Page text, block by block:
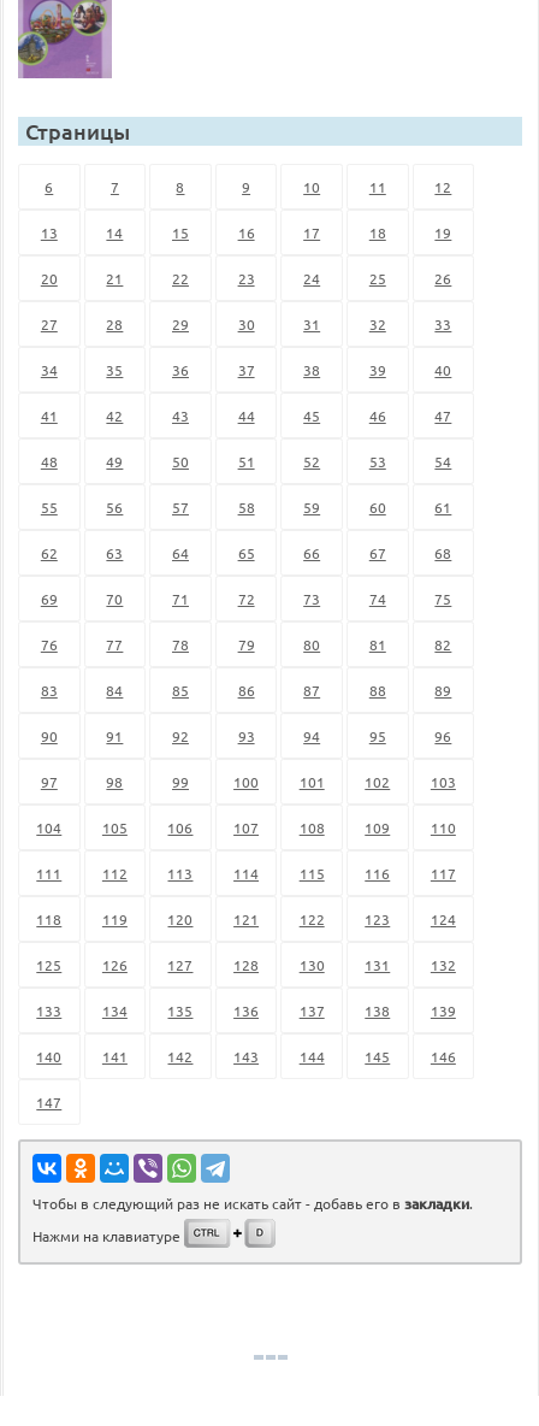
Страницы
6 7 8 9 10 11 12
13 14 15 16 17 18 19
20 21 22 23 24 25 26
27 28 29 30 31 32 33
34 35 36 37 38 39 40
41 42 43 44 45 46 47
48 49 50 51 52 53 54
55 56 57 58 59 60 61
62 63 64 65 66 67 68
69 70 71 72 73 74 75
76 77 78 79 80 81 82
83 84 85 86 87 88 89
90 91 92 93 94 95 96
97 98 99 100 101 102 103
104 105 106 107 108 109 110
111 112 113 114 115 116 117
118 119 120 121 122 123 124
125 126 127 128 130 131 132
133 134 135 136 137 138 139
140 141 142 143 144 145 146
147
Чтобы в следующий раз не искать сайт - добавь его в закладки.
Нажми на клавиатуре